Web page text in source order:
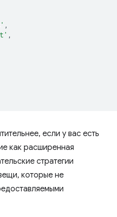
,
,
если у вас есть
как расширенная
стратегии
которые не